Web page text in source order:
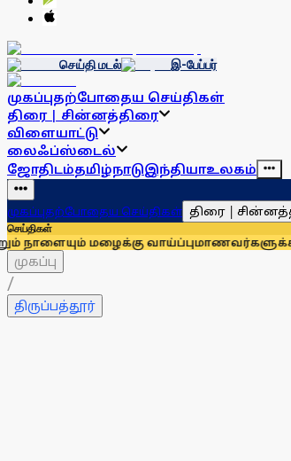
செய்தி மடல் இ-பேப்பர்
முகப்புதற்போதைய செய்திகள்
திரை | சின்னத்திரை
விளையாட்டு
லைஃப்ஸ்டைல்
ஜோதிடம்தமிழ்நாடுஇந்தியாஉலகம்
முகப்புதற்போதைய செய்திகள் திரை |
செய்திகள்
மழைக்கு வாய்ப்புமாணவர்களுக்காக
முகப்பு
/
திருப்பத்தூர்